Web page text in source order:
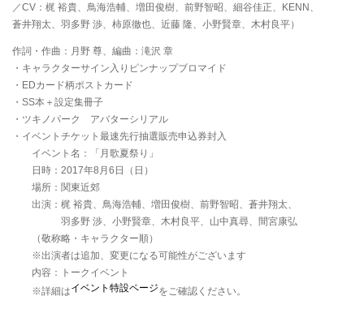
／CV：梶 裕貴、鳥海浩輔、増田俊樹、前野智昭、細谷佳正、KENN、
蒼井翔太、羽多野 渉、柿原徹也、近藤 隆、小野賢章、木村良平）
作詞・作曲：月野 尊、編曲：滝沢 章
・キャラクターサイン入りピンナップブロマイド
・EDカード柄ポストカード
・SS本＋設定集冊子
・ツキノパーク アバターシリアル
・イベントチケット最速先行抽選販売申込券封入
イベント名：「月歌夏祭り」
日時：2017年8月6日（日）
場所：関東近郊
出演：梶 裕貴、鳥海浩輔、増田俊樹、前野智昭、蒼井翔太、
羽多野 渉、小野賢章、木村良平、山中真尋、間宮康弘
（敬称略・キャラクター順）
※出演者は追加、変更になる可能性がございます
内容：トークイベント
※詳細はイベント特設ページをご確認ください。